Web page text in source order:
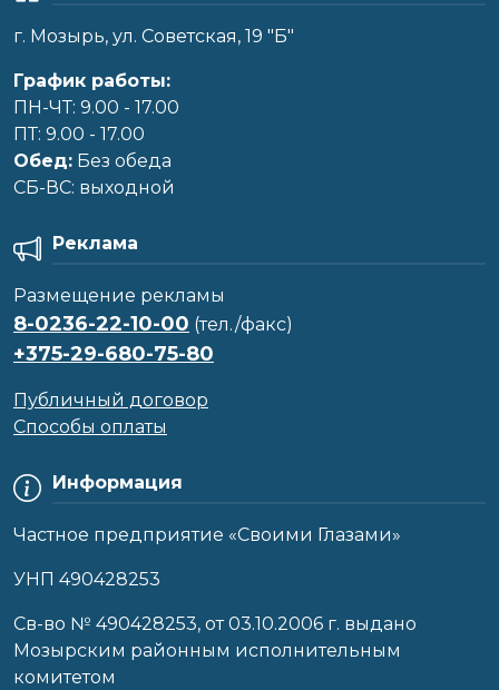
г. Мозырь, ул. Советская, 19 "Б"
График работы:
ПН-ЧТ: 9.00 - 17.00
ПТ: 9.00 - 17.00
Обед: Без обеда
CБ-ВС: выходной
Информация
Частное предприятие «Своими Глазами»
УНП 490428253
Cв-во № 490428253, от 03.10.2006 г. выдано
Мозырским районным исполнительным
комитетом
Реклама
Размещение рекламы
8-0236-22-10-00 (тел./факс)
+375-29-680-75-80
Публичный договор
Способы оплаты